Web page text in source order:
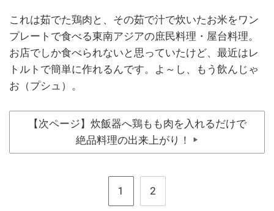
これは茹でた鶏肉と、その茹で汁で炊いたお米をワン
プレートで食べる東南アジアの庶民料理・屋台料理。
お店でしか食べられないと思っていたけど、最近はレ
トルトで簡単に作れるんです。よ～し、もう飲んじゃ
お（プシュ）。
【次ページ】炊飯器へ鶏もも肉を入れるだけで
絶品料理の出来上がり！
▶
1 2